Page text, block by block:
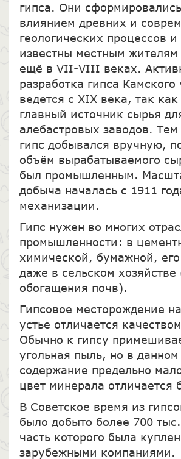
гипса. Они
влиянием древних и
геологических процессов
известны местным жителям
ещё в VII-VIII веках.
разработка гипса Камского
ведется с XIX века, так
главный источник сырья
алебастровых заводов.
гипс добывался вручную,
объём вырабатываемого
был промышленным.
добыча началась с 1911
механизации.
Гипс нужен во многих
промышленности: в
химической, бумажной,
даже в сельском хозяйстве
обогащения почв).
Гипсовое месторождение
устье отличается
Обычно к гипсу
угольная пыль, но в данном
содержание предельно
цвет минерала отличается
В Советское время из
было добыто более 700
часть которого была
зарубежными компаниями.